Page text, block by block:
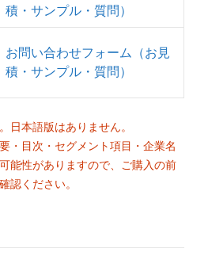
積・サンプル・質問）
お問い合わせフォーム（お見
積・サンプル・質問）
本語版はありません。
・目次・セグメント項目・企業名
能性がありますので、ご購入の前
認ください。